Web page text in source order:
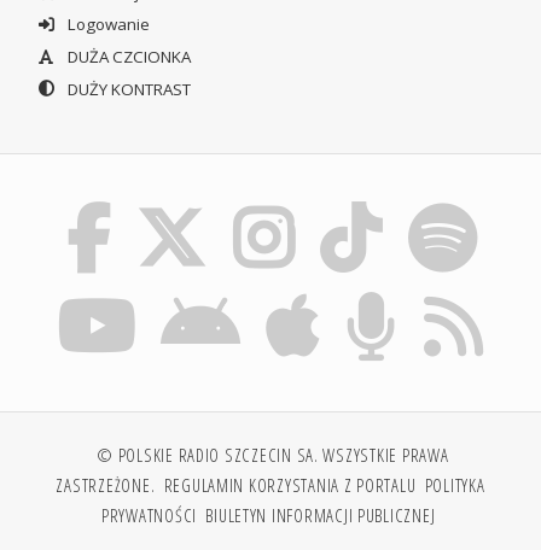
Logowanie
DUŻA CZCIONKA
DUŻY KONTRAST
© POLSKIE RADIO SZCZECIN SA. WSZYSTKIE PRAWA
ZASTRZEŻONE. REGULAMIN KORZYSTANIA Z PORTALU POLITYKA
PRYWATNOŚCI BIULETYN INFORMACJI PUBLICZNEJ